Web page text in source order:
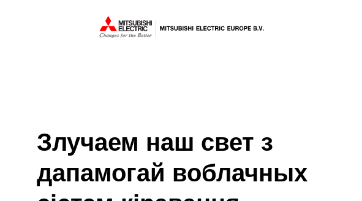
Злучаем наш свет з
дапамогай воблачных